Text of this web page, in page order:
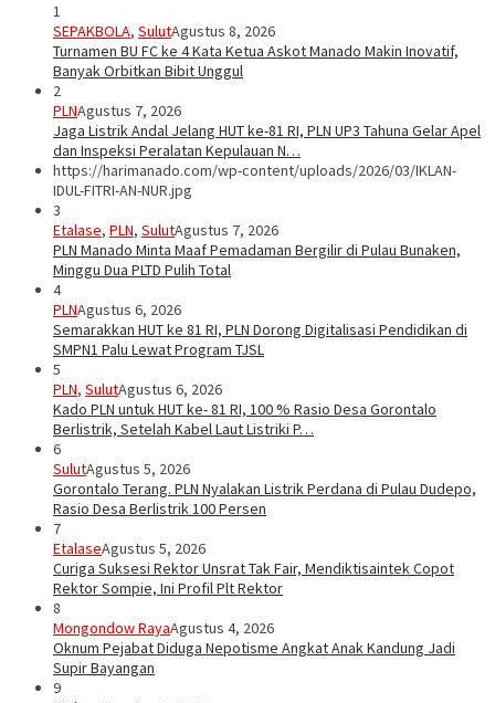
1
SEPAKBOLA, SulutAgustus 8, 2026
Turnamen BU FC ke 4 Kata Ketua Askot Manado Makin Inovatif,
Banyak Orbitkan Bibit Unggul
2
PLNAgustus 7, 2026
Jaga Listrik Andal Jelang HUT ke-81 RI, PLN UP3 Tahuna Gelar Apel
dan Inspeksi Peralatan Kepulauan N…
https://harimanado.com/wp-content/uploads/2026/03/IKLAN-
IDUL-FITRI-AN-NUR.jpg
3
Etalase, PLN, SulutAgustus 7, 2026
PLN Manado Minta Maaf Pemadaman Bergilir di Pulau Bunaken,
Minggu Dua PLTD Pulih Total
4
PLNAgustus 6, 2026
Semarakkan HUT ke 81 RI, PLN Dorong Digitalisasi Pendidikan di
SMPN1 Palu Lewat Program TJSL
5
PLN, SulutAgustus 6, 2026
Kado PLN untuk HUT ke- 81 RI, 100 % Rasio Desa Gorontalo
Berlistrik, Setelah Kabel Laut Listriki P…
6
SulutAgustus 5, 2026
Gorontalo Terang. PLN Nyalakan Listrik Perdana di Pulau Dudepo,
Rasio Desa Berlistrik 100 Persen
7
EtalaseAgustus 5, 2026
Curiga Suksesi Rektor Unsrat Tak Fair, Mendiktisaintek Copot
Rektor Sompie, Ini Profil Plt Rektor
8
Mongondow RayaAgustus 4, 2026
Oknum Pejabat Diduga Nepotisme Angkat Anak Kandung Jadi
Supir Bayangan
9